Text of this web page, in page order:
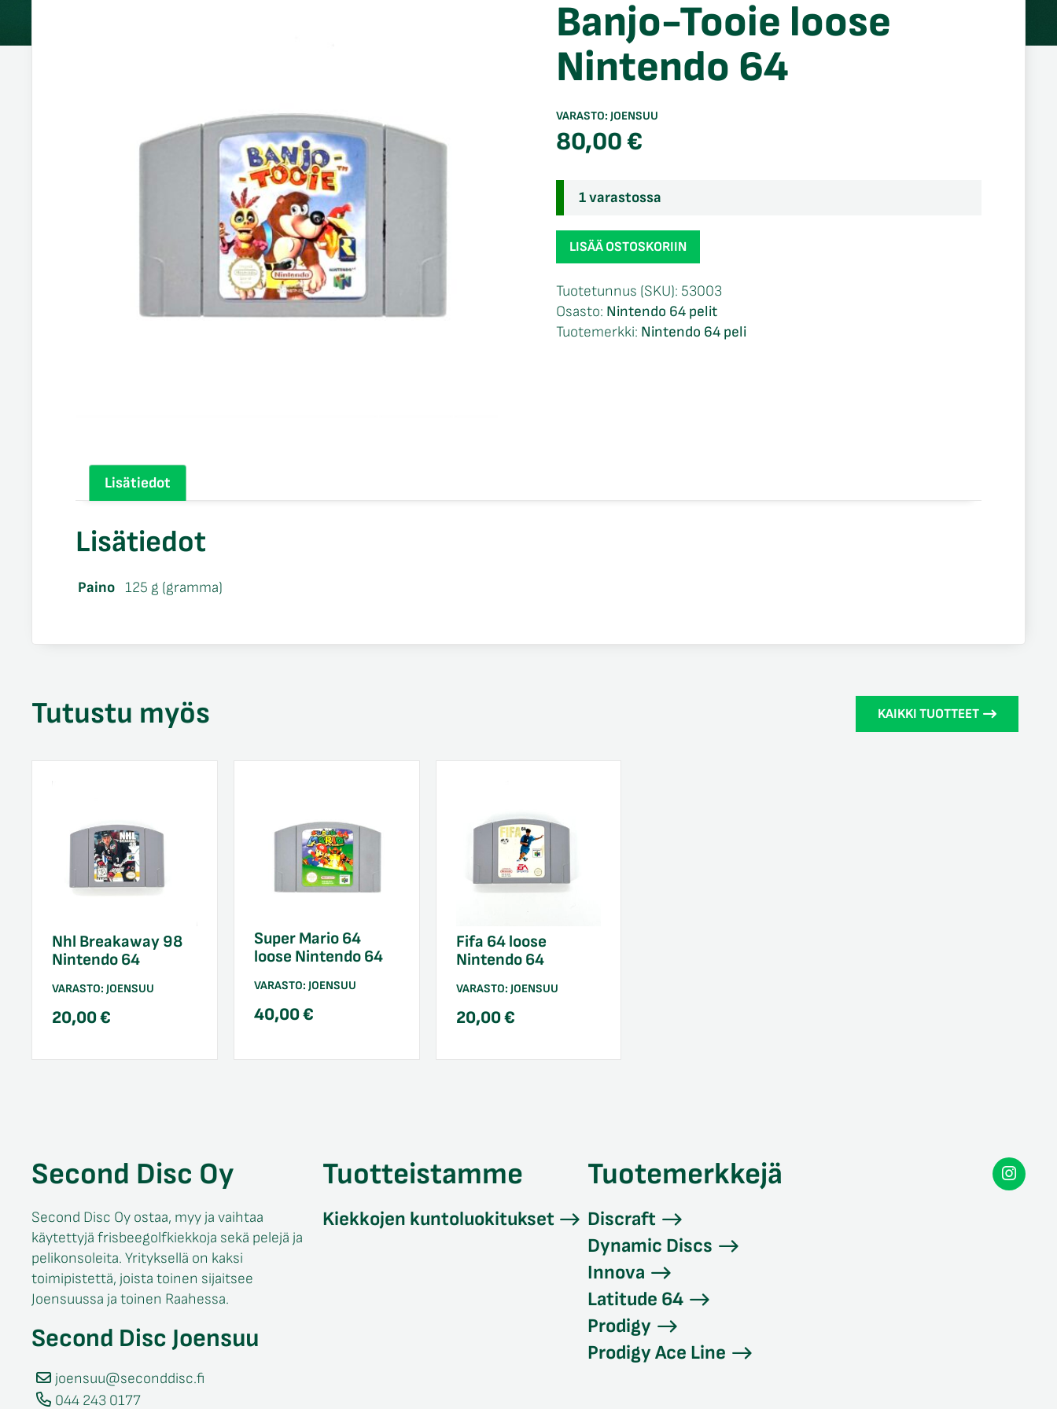
Banjo-Tooie loose
Nintendo 64
VARASTO: JOENSUU
80,00€
1 varastossa
Banjo-
Tooie
Nintendo
64
määrä
LISÄÄ OSTOSKORIIN
Tuotetunnus (SKU): 53003
Osasto: Nintendo 64 pelit
Tuotemerkki: Nintendo 64 peli
Lisätiedot
Lisätiedot
Paino 125 g (gramma)
Tutustu myös KAIKKI TUOTTEET
Nhl Breakaway 98
Nintendo 64
VARASTO: JOENSUU
20,00€
Super Mario 64
loose Nintendo 64
VARASTO: JOENSUU
40,00€
Fifa 64 loose
Nintendo 64
VARASTO: JOENSUU
20,00€
Second Disc Oy
Second Disc Oy ostaa, myy ja vaihtaa
käytettyjä frisbeegolfkiekkoja sekä pelejä ja
pelikonsoleita. Yrityksellä on kaksi
toimipistettä, joista toinen sijaitsee
Joensuussa ja toinen Raahessa.
Second Disc Joensuu
joensuu@seconddisc.fi
044 243 0177
Tuotteistamme
Kiekkojen kuntoluokitukset
Tuotemerkkejä
Discraft
Dynamic Discs
Innova
Latitude 64
Prodigy
Prodigy Ace Line